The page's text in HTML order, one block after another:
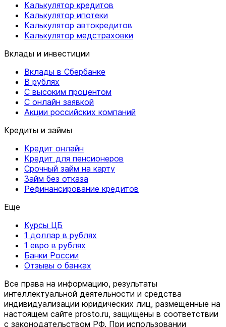
Калькулятор кредитов
Калькулятор ипотеки
Калькулятор автокредитов
Калькулятор медстраховки
Вклады и инвестиции
Вклады в Сбербанке
В рублях
С высоким процентом
С онлайн заявкой
Акции российских компаний
Кредиты и займы
Кредит онлайн
Кредит для пенсионеров
Срочный займ на карту
Займ без отказа
Рефинансирование кредитов
Еще
Курсы ЦБ
1 доллар в рублях
1 евро в рублях
Банки России
Отзывы о банках
Все права на информацию, результаты
интеллектуальной деятельности и средства
индивидуализации юридических лиц, размещенные на
настоящем сайте prosto.ru, защищены в соответствии
c законодательством РФ. При использовании